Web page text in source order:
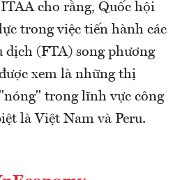
cho rằng, Quốc hội
trong việc tiến hành các
(FTA) song phương
xem là những thị
trong lĩnh vực công
là Việt Nam và Peru.